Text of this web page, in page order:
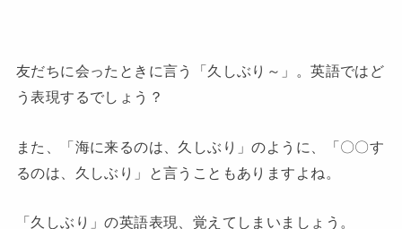
友だちに会ったときに言う「久しぶり～」。英語ではど
う表現するでしょう？
また、「海に来るのは、久しぶり」のように、「〇〇す
るのは、久しぶり」と言うこともありますよね。
「久しぶり」の英語表現、覚えてしまいましょう。